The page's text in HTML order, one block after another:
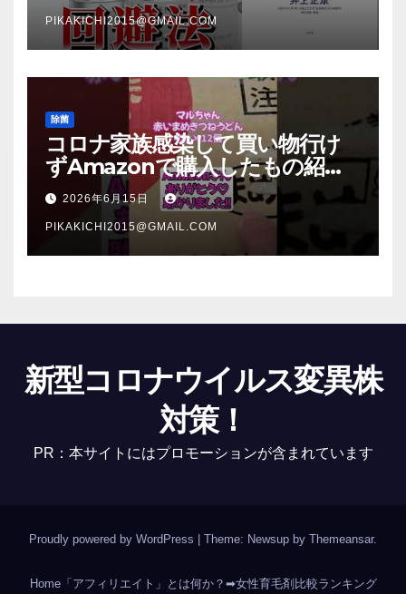
PIKAKICHI2015@GMAIL.COM
除菌
コロナ家族感染して買い物行け
ずAmazonで購入したもの紹
介 #Shorts
2026年6月15日
PIKAKICHI2015@GMAIL.COM
新型コロナウイルス変異株
対策！
PR：本サイトにはプロモーションが含まれています
Proudly powered by WordPress Theme: Newsup by Themeansar.
Home「アフィリエイト」とは何か？ ➡女性育毛剤比較ランキング